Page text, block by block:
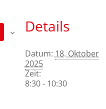
Details
Datum: 18. Oktober
2025
Zeit:
8:30 - 10:30